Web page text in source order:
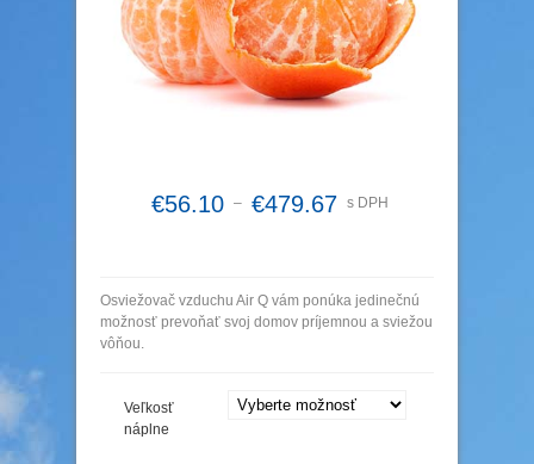
€56.10 – €479.67 s DPH
Osviežovač vzduchu Air Q vám ponúka jedinečnú
možnosť prevoňať svoj domov príjemnou a sviežou
vôňou.
Veľkosť
náplne